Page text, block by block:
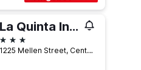
La Quinta Inn & Suites by Wyndham Centralia
3 Sterne
1225 Mellen Street, Centralia, WA, USA